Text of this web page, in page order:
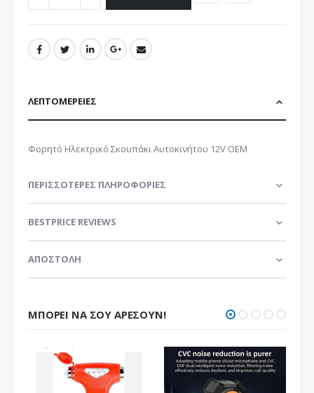
ΛΕΠΤΟΜΈΡΕΙΕΣ
Φορητό Ηλεκτρικό Σκουπάκι Αυτοκινήτου 12V OEM
ΠΕΡΙΣΣΌΤΕΡΕΣ ΠΛΗΡΟΦΟΡΊΕΣ
BESTPRICE REVIEWS
ΑΠΟΣΤΟΛΗ
ΜΠΟΡΕΊ ΝΑ ΣΟΥ ΑΡΈΣΟΥΝ!